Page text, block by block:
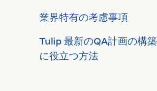
業界特有の考慮事項
Tulip 最新のQA計画の構築
に役立つ方法